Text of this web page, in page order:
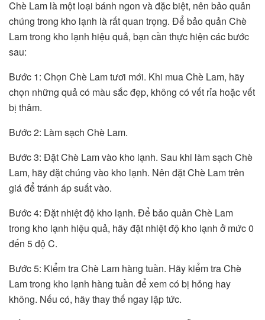
Chè Lam là một loại bánh ngon và đặc biệt, nên bảo quản
chúng trong kho lạnh là rất quan trọng. Để bảo quản Chè
Lam trong kho lạnh hiệu quả, bạn cần thực hiện các bước
sau:
Bước 1: Chọn Chè Lam tươi mới. Khi mua Chè Lam, hãy
chọn những quả có màu sắc đẹp, không có vết rỉa hoặc vết
bị thâm.
Bước 2: Làm sạch Chè Lam.
Bước 3: Đặt Chè Lam vào kho lạnh. Sau khi làm sạch Chè
Lam, hãy đặt chúng vào kho lạnh. Nên đặt Chè Lam trên
giá để tránh áp suất vào.
Bước 4: Đặt nhiệt độ kho lạnh. Để bảo quản Chè Lam
trong kho lạnh hiệu quả, hãy đặt nhiệt độ kho lạnh ở mức 0
đến 5 độ C.
Bước 5: Kiểm tra Chè Lam hàng tuần. Hãy kiểm tra Chè
Lam trong kho lạnh hàng tuần để xem có bị hỏng hay
không. Nếu có, hãy thay thế ngay lập tức.